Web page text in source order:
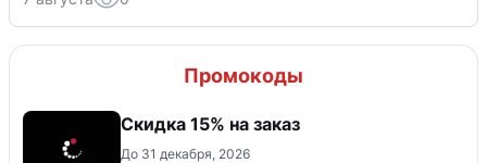
Промокоды
Скидка 15% на заказ
До 31 декабря, 2026